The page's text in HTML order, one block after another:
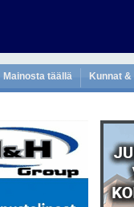
Mainosta täällä Kunnat